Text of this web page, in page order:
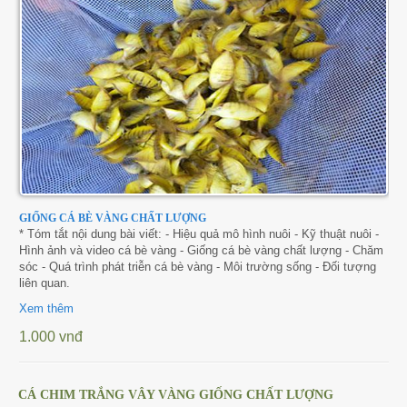
GIỐNG CÁ BÈ VÀNG CHẤT LƯỢNG
* Tóm tắt nội dung bài viết: - Hiệu quả mô hình nuôi - Kỹ thuật nuôi -
Hình ảnh và video cá bè vàng - Giống cá bè vàng chất lượng - Chăm
sóc - Quá trình phát triễn cá bè vàng - Môi trường sống - Đối tượng
liên quan.
Xem thêm
1.000 vnđ
CÁ CHIM TRẮNG VÂY VÀNG GIỐNG CHẤT LƯỢNG